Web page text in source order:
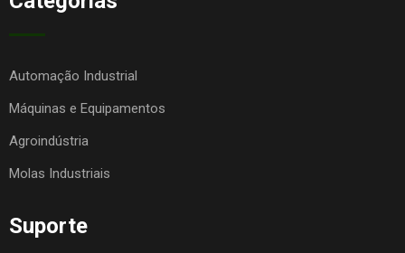
Automação Industrial
Máquinas e Equipamentos
Agroindústria
Molas Industriais
Suporte